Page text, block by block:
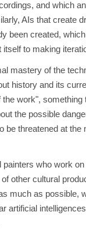
and which
AIs that create
been created,
to making
mastery of the
history and its
work",
the possible
be threatened at
who work
other cultural
much as possible,
artificial